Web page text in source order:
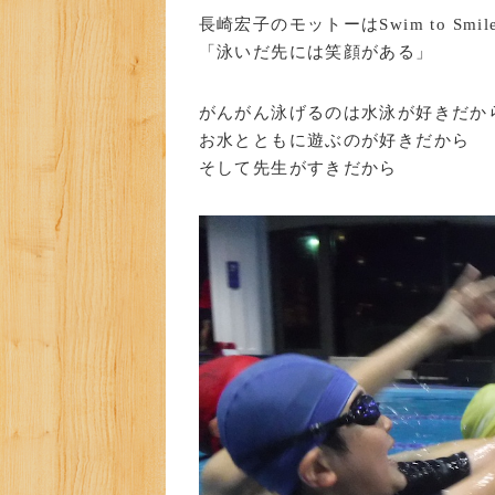
長崎宏子のモットーはSwim to
「泳いだ先には笑顔がある」
がんがん泳げるのは水泳が好きだか
お水とともに遊ぶのが好きだから
そして先生がすきだから